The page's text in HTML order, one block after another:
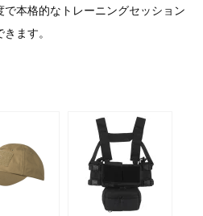
本格的なトレーニングセッション
ます。